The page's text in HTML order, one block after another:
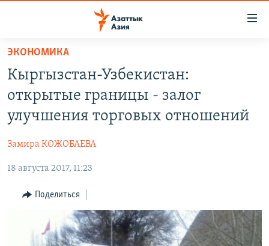
Вернуться
основному
содержанию
Вернутся
главной
навигации
Вернутся
поиску
КАЗАХСТАН
ТАДЖИКИСТАН
НОВОСТИ
ВОЙНА В УКРАИНЕ
ҚАЗАҚША
КЫРГЫЗЧА
ЎЗБЕКЧА
TÜRKMENÇE
Все сайты РСЕ/РС
ЭКОНОМИКА
Кыргызстан-Узбекистан:
открытые границы - залог
улучшения торговых отношений
Замира КОЖОБАЕВА
18 августа 2017, 11:23
Поделиться